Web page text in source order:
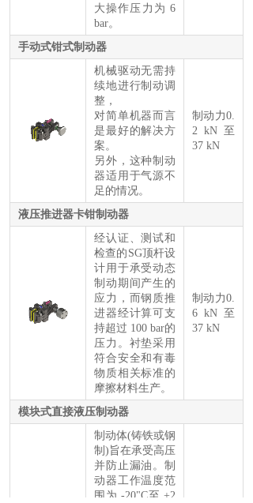
大操作压力为 6
bar。
手动式钳式制动器
机械驱动无需持
续地进行制动调
整，
对简单机器而言
是最好的解决方
案。
另外，这种制动
器适用于气源不
足的情况。
制动力0.
2 kN 至
37 kN
液压推进器卡钳制动器
经认证、测试和
检查的SG顶杆设
计用于承受动态
制动期间产生的
应力，而钢质推
进器经计算可支
持超过 100 bar的
压力。衬垫采用
符合安全和有毒
物质相关标准的
摩擦材料生产。
制动力0.
6 kN 至
37 kN
模块式直接液压制动器
制动体(铸铁或钢
制)旨在承受高压
并防止漏油。制
动器工作温度范
围为 -20"C至 +2